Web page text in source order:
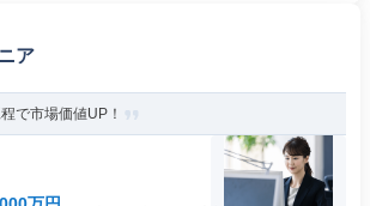
ア
で市場価値UP！